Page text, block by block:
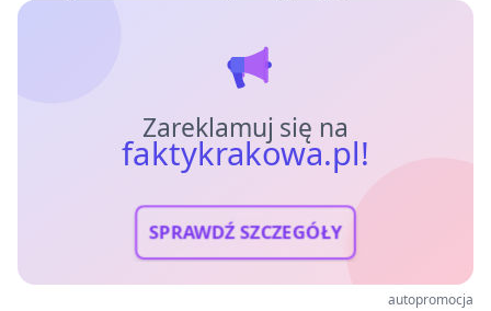
Zareklamuj się na
faktykrakowa.pl!
SPRAWDŹ SZCZEGÓŁY
autopromocja